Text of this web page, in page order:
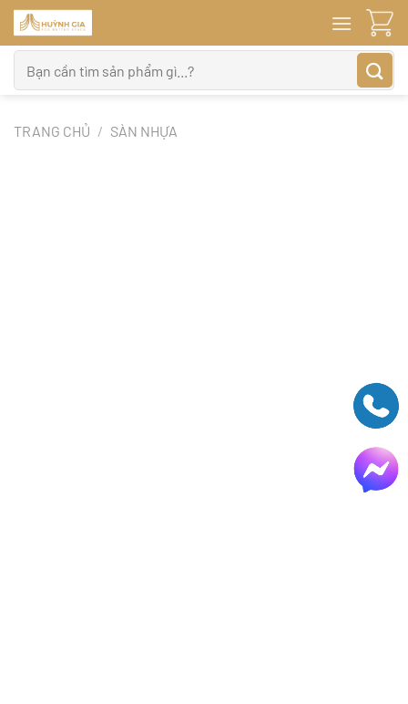
Bỏ
qua
nội
dung
kiếm:
TRANG CHỦ / SÀN NHỰA